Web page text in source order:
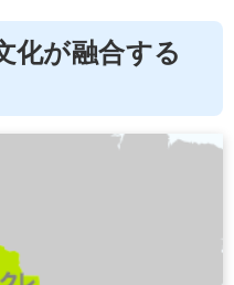
化が融合する